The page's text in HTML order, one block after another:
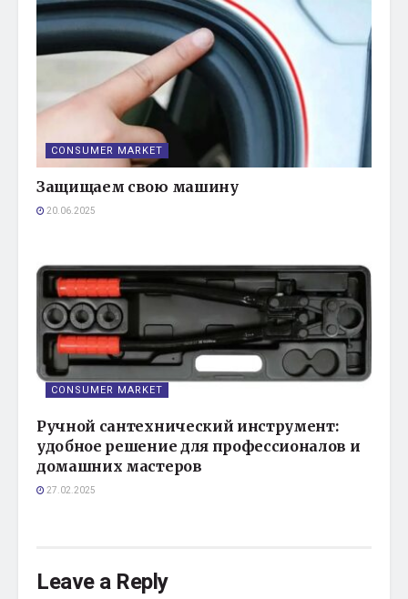
CONSUMER MARKET
Защищаем свою машину
20.06.2025
CONSUMER MARKET
Ручной сантехнический инструмент:
удобное решение для профессионалов и
домашних мастеров
27.02.2025
Leave a Reply